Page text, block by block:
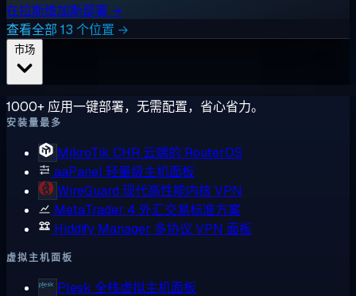
在拉斯维加斯部署 →
查看全部 13 个位置 →
1000+ 应用一键部署，无需配置，省心省力。
安装量最多
MikroTik CHR 云端的 RouterOS
aaPanel轻量级主机面板
WireGuard 现代高性能内核 VPN
MetaTrader 4 外汇交易标准方案
Hiddify Manager 多协议 VPN 面板
虚拟主机面板
Plesk 全栈虚拟主机面板